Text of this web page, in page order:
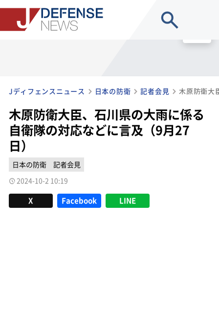
Jディフェンスニュース 日本の防衛 記者会見
木原防衛大臣、石川県の大雨に係る
自衛隊の対応などに言及（9月27
日）
日本の防衛
記者会見
2024-10-2 10:19
X Facebook LINE